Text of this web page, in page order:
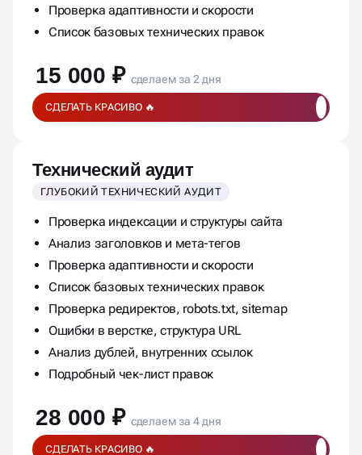
Анализ заголовков и мета-тегов
Проверка адаптивности и скорости
15 000 ₽ сделаем за 2 дня
Технический аудит
ГЛУБОКИЙ ТЕХНИЧЕСКИЙ АУДИТ
Проверка индексации и структуры сайта
Анализ заголовков и мета-тегов
Проверка адаптивности и скорости
Список базовых технических правок
Проверка редиректов, robots.txt, sitemap
Ошибки в верстке, структура URL
Анализ дублей, внутренних ссылок
28 000 ₽ сделаем за 4 дня